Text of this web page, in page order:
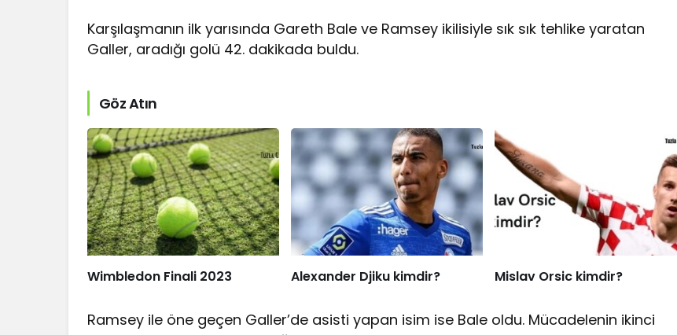
Karşılaşmanın ilk yarısında Gareth Bale ve Ramsey ikilisiyle sık sık tehlike yaratan
Galler, aradığı golü 42. dakikada buldu.
Göz Atın
Wimbledon Finali 2023 Alexander Djiku kimdir? Mislav Orsic kimdir?
Ramsey ile öne geçen Galler’de asisti yapan isim ise Bale oldu. Mücadelenin ikinci